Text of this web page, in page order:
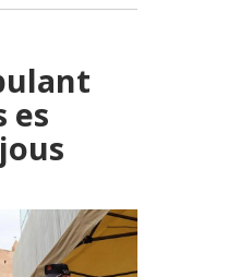
es